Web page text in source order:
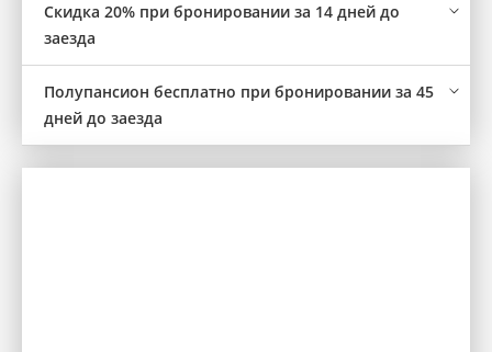
Скидка 20% при бронировании за 14 дней до
заезда
Полупансион бесплатно при бронировании за 45
дней до заезда